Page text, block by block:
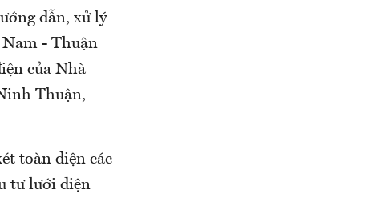
dẫn, xử lý
- Thuận
của Nhà
Thuận,
toàn diện các
tư lưới điện